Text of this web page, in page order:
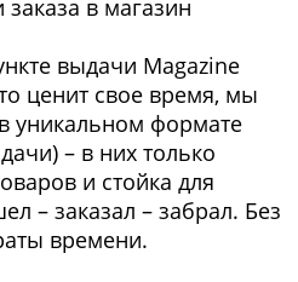
заказа в магазин
выдачи Magazine
ценит свое время, мы
уникальном формате
– в них только
и стойка для
– заказал – забрал. Без
времени.